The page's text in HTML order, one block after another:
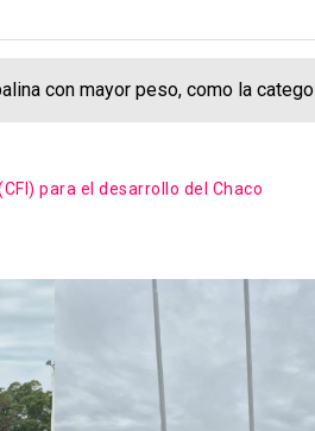
con mayor peso, como la catego
para el desarrollo del Chaco